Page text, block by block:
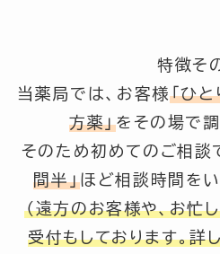
特徴そ
当薬局では、お客様 「ひ
方薬」をその場で調
そのため初めてのご相談
間半」ほど相談時間をい
（遠方のお客様や、お忙
受付もしております。詳